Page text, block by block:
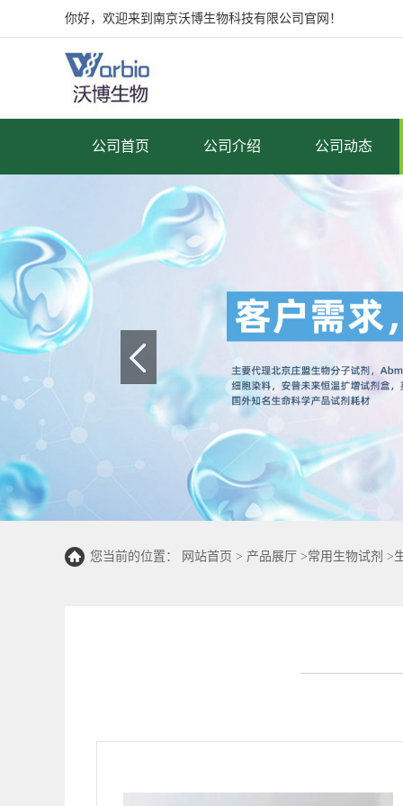
你好，欢迎来到南京沃博生物科技有限公司官网！
公司首页 公司介绍 公司动态
您当前的位置： 网站首页 > 产品展厅 >常用生物试剂 >